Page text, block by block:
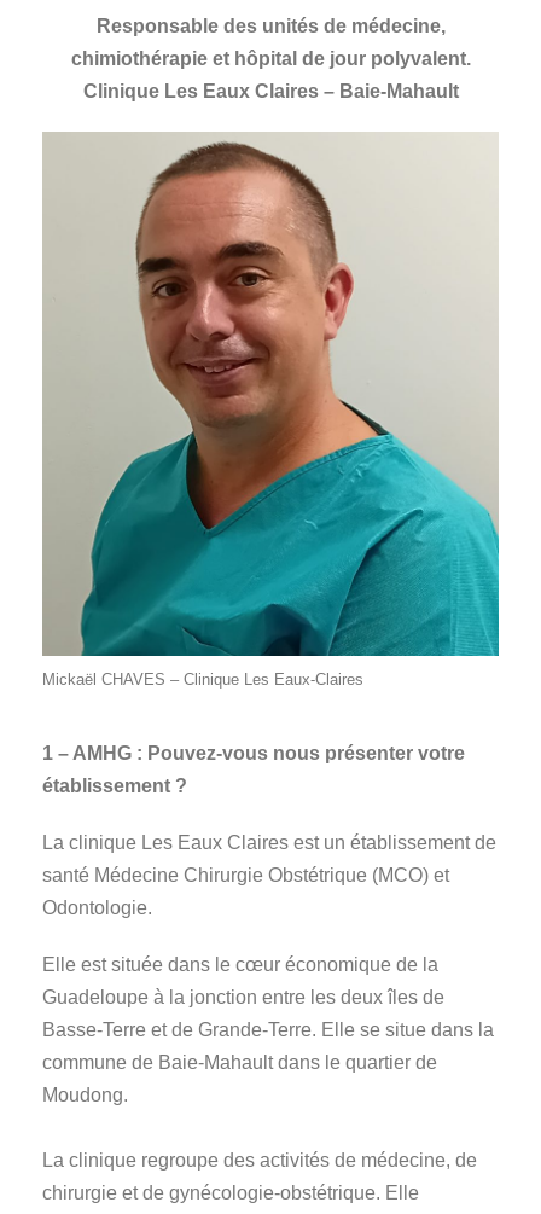
Responsable des unités de médecine,
chimiothérapie et hôpital de jour polyvalent.
Clinique Les Eaux Claires – Baie-Mahault
Mickaël CHAVES – Clinique Les Eaux-Claires
1 – AMHG : Pouvez-vous nous présenter votre
établissement ?
La clinique Les Eaux Claires est un établissement de
santé Médecine Chirurgie Obstétrique (MCO) et
Odontologie.
Elle est située dans le cœur économique de la
Guadeloupe à la jonction entre les deux îles de
Basse-Terre et de Grande-Terre. Elle se situe dans la
commune de Baie-Mahault dans le quartier de
Moudong.
La clinique regroupe des activités de médecine, de
chirurgie et de gynécologie-obstétrique. Elle